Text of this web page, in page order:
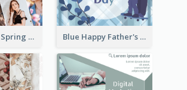
Pink Female Spring Fashion Facebook Post Design Blue Happy Father's Day Facebook Post